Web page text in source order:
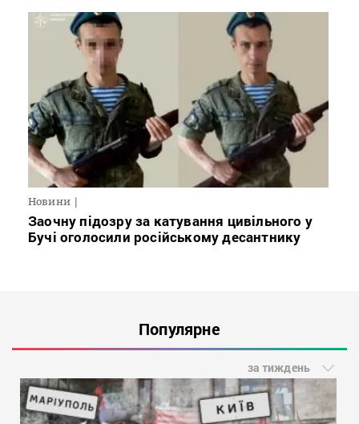
Новини
Заочну підозру за катування цивільного у
Бучі оголосили російському десантнику
Популярне
за тиждень